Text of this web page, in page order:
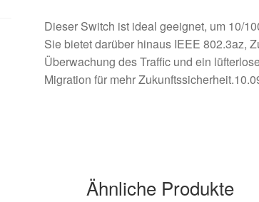
Dieser Switch ist ideal geeignet, um 10/
Sie bietet darüber hinaus IEEE 802.3az,
Überwachung des Traffic und ein
Migration für mehr
Ähnliche Produkte